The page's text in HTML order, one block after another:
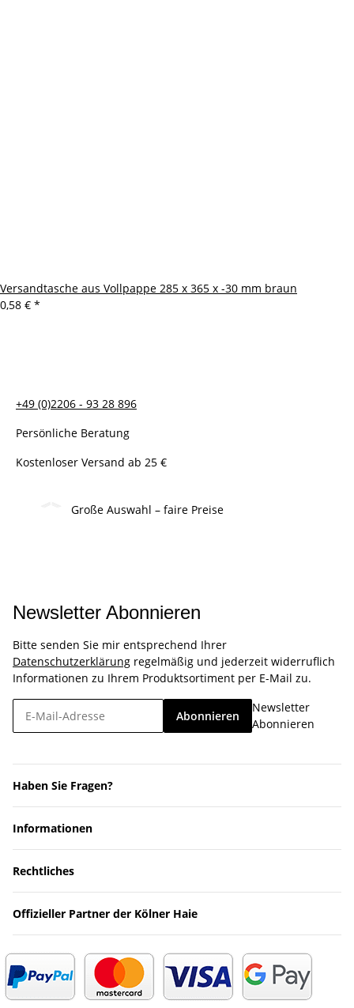
Versandtasche aus Vollpappe 285 x 365 x -30 mm braun
0,58 € *
+49 (0)2206 - 93 28 896
Persönliche Beratung
Kostenloser Versand ab 25 €
Große Auswahl – faire Preise
Newsletter Abonnieren
Bitte senden Sie mir entsprechend Ihrer
Datenschutzerklärung regelmäßig und jederzeit widerruflich
Informationen zu Ihrem Produktsortiment per E-Mail zu.
Abonnieren
Newsletter
Abonnieren
Haben Sie Fragen?
Informationen
Rechtliches
Offizieller Partner der Kölner Haie